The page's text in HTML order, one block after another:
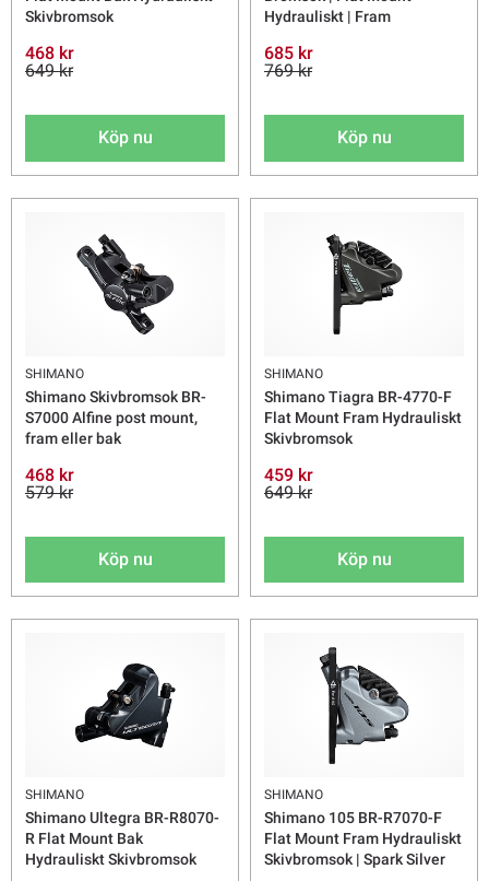
Skivbromsok
468 kr
649 kr
Köp nu
Hydrauliskt | Fram
685 kr
769 kr
Köp nu
SHIMANO
Shimano Skivbromsok BR-
S7000 Alfine post mount,
fram eller bak
468 kr
579 kr
Köp nu
SHIMANO
Shimano Tiagra BR-4770-F
Flat Mount Fram Hydrauliskt
Skivbromsok
459 kr
649 kr
Köp nu
SHIMANO
Shimano Ultegra BR-R8070-
R Flat Mount Bak
Hydrauliskt Skivbromsok
SHIMANO
Shimano 105 BR-R7070-F
Flat Mount Fram Hydrauliskt
Skivbromsok | Spark Silver